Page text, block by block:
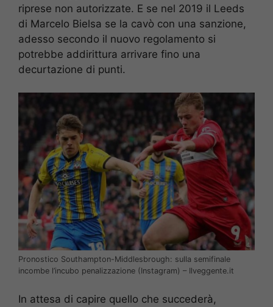
riprese non autorizzate. E se nel 2019 il Leeds
di Marcelo Bielsa se la cavò con una sanzione,
adesso secondo il nuovo regolamento si
potrebbe addirittura arrivare fino una
decurtazione di punti.
Pronostico Southampton-Middlesbrough: sulla semifinale
incombe l’incubo penalizzazione (Instagram) – Ilveggente.it
In attesa di capire quello che succederà,